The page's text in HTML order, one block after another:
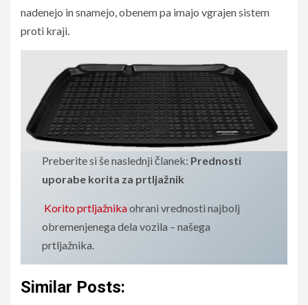
nadenejo in snamejo, obenem pa imajo vgrajen sistem
proti kraji.
Preberite si še naslednji članek: Prednosti
uporabe korita za prtljažnik
Korito prtljažnikaohrani vrednosti najbolj
obremenjenega dela vozila – našega
prtljažnika.
Similar Posts: